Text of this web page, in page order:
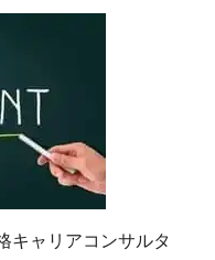
キャリアコンサルタ